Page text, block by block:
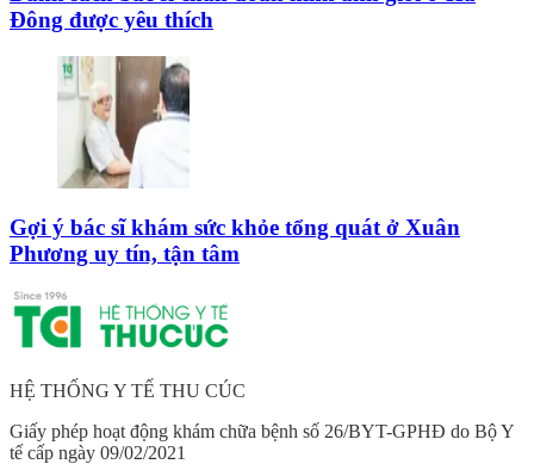
Đông được yêu thích
Gợi ý bác sĩ khám sức khỏe tổng quát ở Xuân
Phương uy tín, tận tâm
HỆ THỐNG Y TẾ THU CÚC
Giấy phép hoạt động khám chữa bệnh số 26/BYT-GPHĐ do Bộ Y
tế cấp ngày 09/02/2021